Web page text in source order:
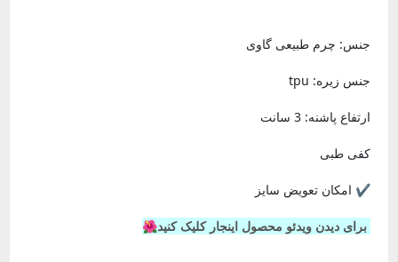
جنس: چرم طبیعی گاوی
جنس زیره: tpu
ارتفاع پاشنه: 3 سانت
کفی طبی
✔️ امکان تعویض سایز
برای دیدن ویدئو محصول اینجار کلیک کنید🌺